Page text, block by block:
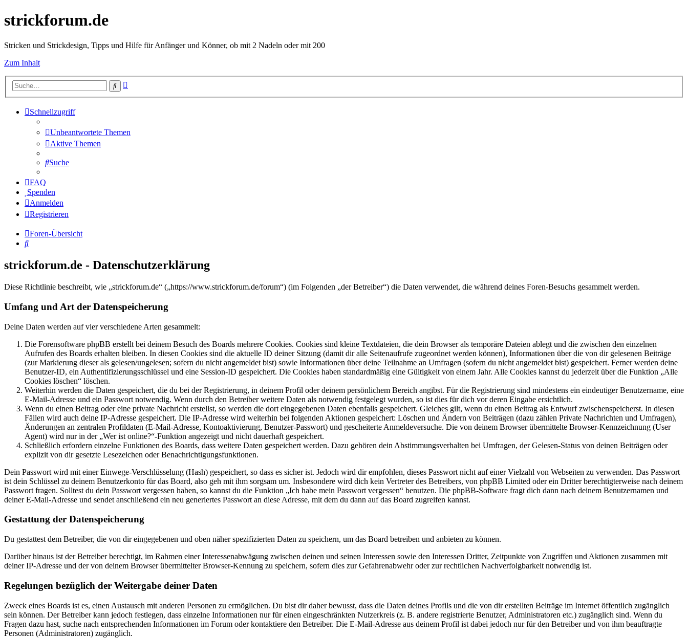
strickforum.de
Stricken und Strickdesign, Tipps und Hilfe für Anfänger und Könner, ob mit 2 Nadeln oder mit 200
Zum Inhalt
Suche
Schnellzugriff
Unbeantwortete Themen
Aktive Themen
Suche
FAQ
Spenden
Anmelden
Registrieren
Foren-Übersicht
Suche
strickforum.de - Datenschutzerklärung
Diese Richtlinie beschreibt, wie „strickforum.de“ („https://www.strickforum.de/forum“) (im Folgenden „der Betreiber“) die Daten verwendet, die während deines Foren-Besuchs gesammelt werden.
Umfang und Art der Datenspeicherung
Deine Daten werden auf vier verschiedene Arten gesammelt:
Die Forensoftware phpBB erstellt bei deinem Besuch des Boards mehrere Cookies. Cookies sind kleine Textdateien, die dein Browser als temporäre Dateien ablegt und die zwischen den einzelnen
Aufrufen des Boards erhalten bleiben. In diesen Cookies sind die aktuelle ID deiner Sitzung (damit dir alle Seitenaufrufe zugeordnet werden können), Informationen über die von dir gelesenen Beiträge
(zur Markierung dieser als gelesen/ungelesen; sofern du nicht angemeldet bist) sowie Informationen über deine Teilnahme an Umfragen (sofern du nicht angemeldet bist) gespeichert. Ferner werden deine
Benutzer-ID, ein Authentifizierungsschlüssel und eine Session-ID gespeichert. Die Cookies haben standardmäßig eine Gültigkeit von einem Jahr. Alle Cookies kannst du jederzeit über die Funktion „Alle
Cookies löschen“ löschen.
Weiterhin werden die Daten gespeichert, die du bei der Registrierung, in deinem Profil oder deinem persönlichem Bereich angibst. Für die Registrierung sind mindestens ein eindeutiger Benutzername, eine
E-Mail-Adresse und ein Passwort notwendig. Wenn durch den Betreiber weitere Daten als notwendig festgelegt wurden, so ist dies für dich vor deren Eingabe ersichtlich.
Wenn du einen Beitrag oder eine private Nachricht erstellst, so werden die dort eingegebenen Daten ebenfalls gespeichert. Gleiches gilt, wenn du einen Beitrag als Entwurf zwischenspeicherst. In diesen
Fällen wird auch deine IP-Adresse gespeichert. Die IP-Adresse wird weiterhin bei folgenden Aktionen gespeichert: Löschen und Ändern von Beiträgen (dazu zählen Private Nachrichten und Umfragen),
Änderungen an zentralen Profildaten (E-Mail-Adresse, Kontoaktivierung, Benutzer-Passwort) und gescheiterte Anmeldeversuche. Die von deinem Browser übermittelte Browser-Kennzeichnung (User
Agent) wird nur in der „Wer ist online?“-Funktion angezeigt und nicht dauerhaft gespeichert.
Schließlich erfordern einzelne Funktionen des Boards, dass weitere Daten gespeichert werden. Dazu gehören dein Abstimmungsverhalten bei Umfragen, der Gelesen-Status von deinen Beiträgen oder
explizit von dir gesetzte Lesezeichen oder Benachrichtigungsfunktionen.
Dein Passwort wird mit einer Einwege-Verschlüsselung (Hash) gespeichert, so dass es sicher ist. Jedoch wird dir empfohlen, dieses Passwort nicht auf einer Vielzahl von Webseiten zu verwenden. Das Passwort
ist dein Schlüssel zu deinem Benutzerkonto für das Board, also geh mit ihm sorgsam um. Insbesondere wird dich kein Vertreter des Betreibers, von phpBB Limited oder ein Dritter berechtigterweise nach deinem
Passwort fragen. Solltest du dein Passwort vergessen haben, so kannst du die Funktion „Ich habe mein Passwort vergessen“ benutzen. Die phpBB-Software fragt dich dann nach deinem Benutzernamen und
deiner E-Mail-Adresse und sendet anschließend ein neu generiertes Passwort an diese Adresse, mit dem du dann auf das Board zugreifen kannst.
Gestattung der Datenspeicherung
Du gestattest dem Betreiber, die von dir eingegebenen und oben näher spezifizierten Daten zu speichern, um das Board betreiben und anbieten zu können.
Darüber hinaus ist der Betreiber berechtigt, im Rahmen einer Interessenabwägung zwischen deinen und seinen Interessen sowie den Interessen Dritter, Zeitpunkte von Zugriffen und Aktionen zusammen mit
deiner IP-Adresse und der von deinem Browser übermittelter Browser-Kennung zu speichern, sofern dies zur Gefahrenabwehr oder zur rechtlichen Nachverfolgbarkeit notwendig ist.
Regelungen bezüglich der Weitergabe deiner Daten
Zweck eines Boards ist es, einen Austausch mit anderen Personen zu ermöglichen. Du bist dir daher bewusst, dass die Daten deines Profils und die von dir erstellten Beiträge im Internet öffentlich zugänglich
sein können. Der Betreiber kann jedoch festlegen, dass einzelne Informationen nur für einen eingeschränkten Nutzerkreis (z. B. andere registrierte Benutzer, Administratoren etc.) zugänglich sind. Wenn du
Fragen dazu hast, suche nach entsprechenden Informationen im Forum oder kontaktiere den Betreiber. Die E-Mail-Adresse aus deinem Profil ist dabei jedoch nur für den Betreiber und von ihm beauftragte
Personen (Administratoren) zugänglich.